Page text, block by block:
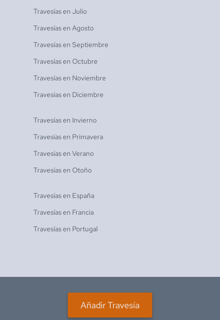
Travesías en Julio
Travesías en Agosto
Travesías en Septiembre
Travesías en Octubre
Travesías en Noviembre
Travesías en Diciembre
Travesías en Invierno
Travesías en Primavera
Travesías en Verano
Travesías en Otoño
Travesías en España
Travesías en Francia
Travesías en Portugal
Añadir Travesía